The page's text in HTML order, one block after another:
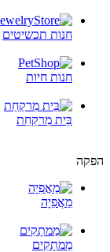
חנות תכשיטים
חנות חיות
בֵּית מִרקַחַת
הפקה
מַאֲפִיָה
מַמתָקִים